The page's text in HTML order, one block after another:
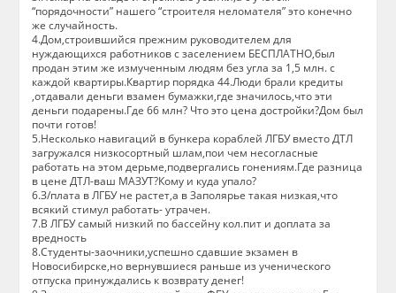
“порядочности” нашего “строителя неломателя” это конечно
же случайность.
4.Дом,строившийся прежним руководителем для
нуждающихся работников с заселением БЕСПЛАТНО,был
продан этим же измученным людям без угла за 1,5 млн. с
каждой квартиры.Квартир порядка 44.Люди брали кредиты
,отдавали деньги взамен бумажки,где значилось,что эти
деньги подарены.Где 66 млн? Что это цена достройки?Дом был
почти готов!
5.Несколько навигаций в бункера кораблей ЛГБУ вместо ДТЛ
загружался низкосортный шлам,пои чем несогласные
работать на этом дерьме,подвергались гонениям.Где разница
в цене ДТЛ-ваш МАЗУТ?Кому и куда упало?
6.З/плата в ЛГБУ не растет,а в Заполярье такая низкая,что
всякий стимул работать- утрачен.
7.В ЛГБУ самый низкий по бассейну кол.пит и доплата за
вредность
8.Студенты-заочники,успешно сдавшие экзамен в
Новосибирске,но вернувшиеся раньше из ученического
отпуска принуждались к возврату денег!